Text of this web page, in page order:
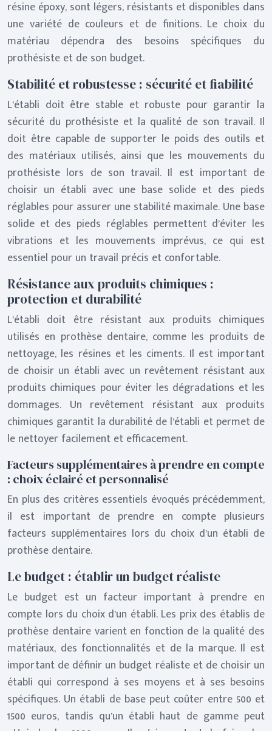
résine époxy, sont légers, résistants et disponibles dans
une variété de couleurs et de finitions. Le choix du
matériau dépendra des besoins spécifiques du
prothésiste et de son budget.
Stabilité et robustesse : sécurité et fiabilité
L’établi doit être stable et robuste pour garantir la
sécurité du prothésiste et la qualité de son travail. Il
doit être capable de supporter le poids des outils et
des matériaux utilisés, ainsi que les mouvements du
prothésiste lors de son travail. Il est important de
choisir un établi avec une base solide et des pieds
réglables pour assurer une stabilité maximale. Une base
solide et des pieds réglables permettent d’éviter les
vibrations et les mouvements imprévus, ce qui est
essentiel pour un travail précis et confortable.
Résistance aux produits chimiques :
protection et durabilité
L’établi doit être résistant aux produits chimiques
utilisés en prothèse dentaire, comme les produits de
nettoyage, les résines et les ciments. Il est important
de choisir un établi avec un revêtement résistant aux
produits chimiques pour éviter les dégradations et les
dommages. Un revêtement résistant aux produits
chimiques garantit la durabilité de l’établi et permet de
le nettoyer facilement et efficacement.
Facteurs supplémentaires à prendre en compte
: choix éclairé et personnalisé
En plus des critères essentiels évoqués précédemment,
il est important de prendre en compte plusieurs
facteurs supplémentaires lors du choix d’un établi de
prothèse dentaire.
Le budget : établir un budget réaliste
Le budget est un facteur important à prendre en
compte lors du choix d’un établi. Les prix des établis de
prothèse dentaire varient en fonction de la qualité des
matériaux, des fonctionnalités et de la marque. Il est
important de définir un budget réaliste et de choisir un
établi qui correspond à ses moyens et à ses besoins
spécifiques. Un établi de base peut coûter entre 500 et
1500 euros, tandis qu’un établi haut de gamme peut